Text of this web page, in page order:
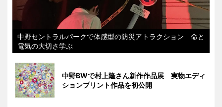
中野セントラルパークで体感型の防災アトラクション 命と
電気の大切さ学ぶ
中野BWで村上隆さん新作作品展 実物エディ
ションプリント作品を初公開